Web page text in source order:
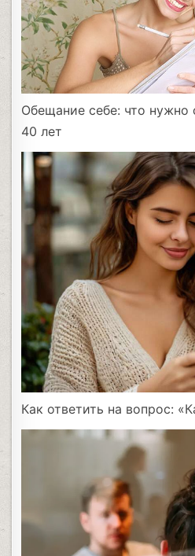
Обещание себе: что нужно
40 лет
Как ответить на вопрос: